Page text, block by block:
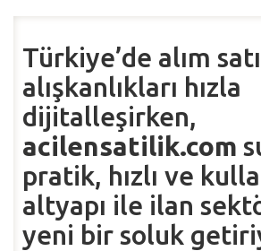
Türkiye’de alım
alışkanlıkları hızla
dijitalleşirken,
acilensatilik.com
pratik, hızlı ve
altyapı ile ilan
yeni bir soluk